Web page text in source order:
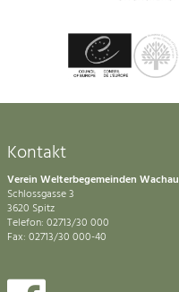
Kontakt
Verein Welterbegemeinden Wachau
Schlossgasse 3
3620 Spitz
Telefon: 02713/30 000
Fax: 02713/30 000-40